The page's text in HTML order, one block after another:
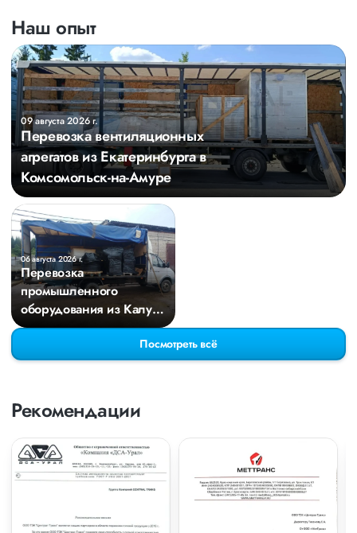
Наш опыт
09 августа 2026 г.
Перевозка вентиляционных
агрегатов из Екатеринбурга в
Комсомольск-на-Амуре
06 августа 2026 г.
Перевозка
промышленного
оборудования из Калуги
в Казань
Посмотреть всё
Рекомендации